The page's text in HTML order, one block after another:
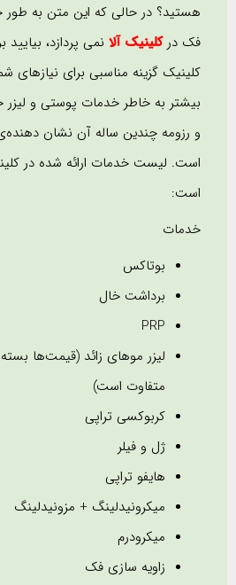
هستید؟ در حالی که این متن به طور
فک درکلینیک آلانمی پردازد، بیایید
کلینیک گزینه مناسبی برای نیازهای
بیشتر به خاطر خدمات پوستی و
و رزومه چندین ساله آن نشان دهنده‌ی
است. لیست خدمات ارائه شده در
است:
خدمات
بوتاکس
برداشت خال
PRP
لیزر موهای زائد (قیمت‌ها
متفاوت است)
کربوکسی تراپی
ژل و فیلر
هایفو تراپی
میکرونیدلینگ + مزونیدلینگ
میکرودرم
زاویه سازی فک